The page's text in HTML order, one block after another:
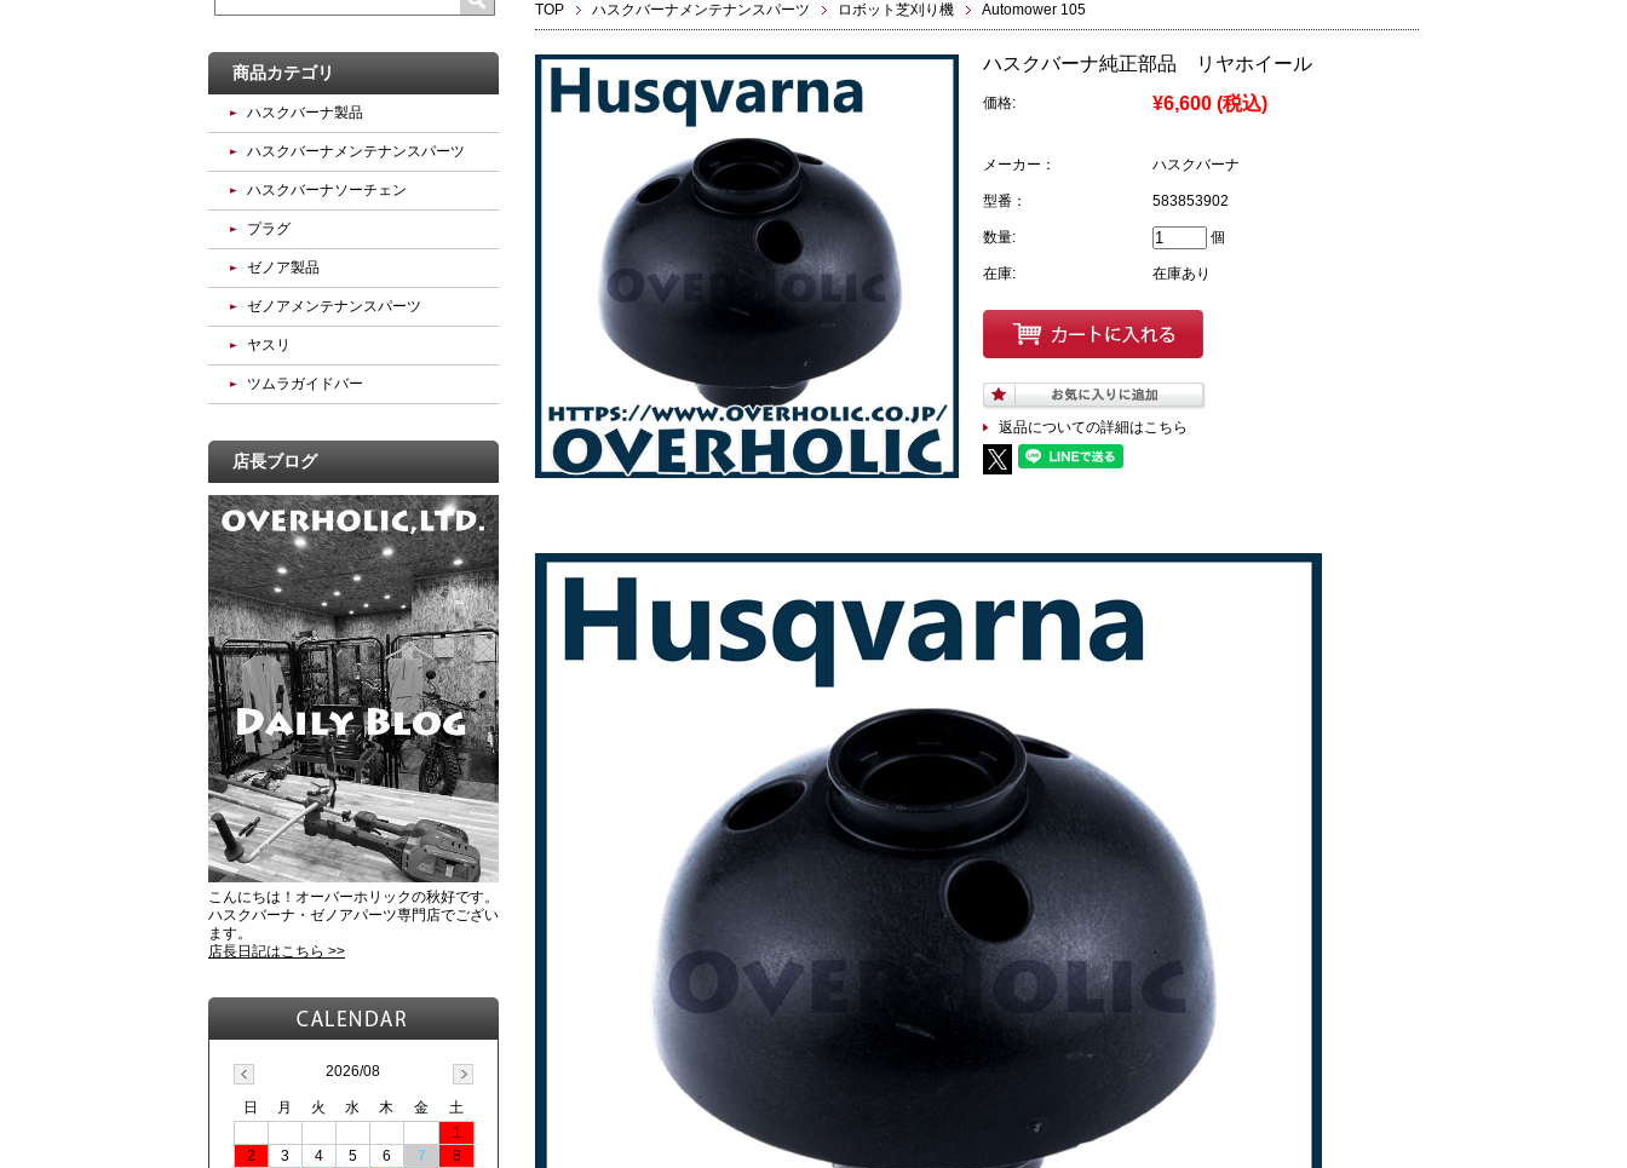
TOP ハスクバーナメンテナンスパーツ ロボット芝刈り機 Automower 105
ハスクバーナ純正部品 リヤホイール
価格: ¥6,600 (税込)
メーカー： ハスクバーナ
型番： 583853902
数量: 個
在庫: 在庫あり
返品についての詳細はこちら
商品カテゴリ
ハスクバーナ製品
ハスクバーナメンテナンスパーツ
ハスクバーナソーチェン
プラグ
ゼノア製品
ゼノアメンテナンスパーツ
ヤスリ
ツムラガイドバー
店長ブログ
こんにちは！オーバーホリックの秋好です。
ハスクバーナ・ゼノアパーツ専門店でござい
ます。
店長日記はこちら >>
2026/08
日 月 火 水 木 金
土
1
2
3 4 5 6 7
8